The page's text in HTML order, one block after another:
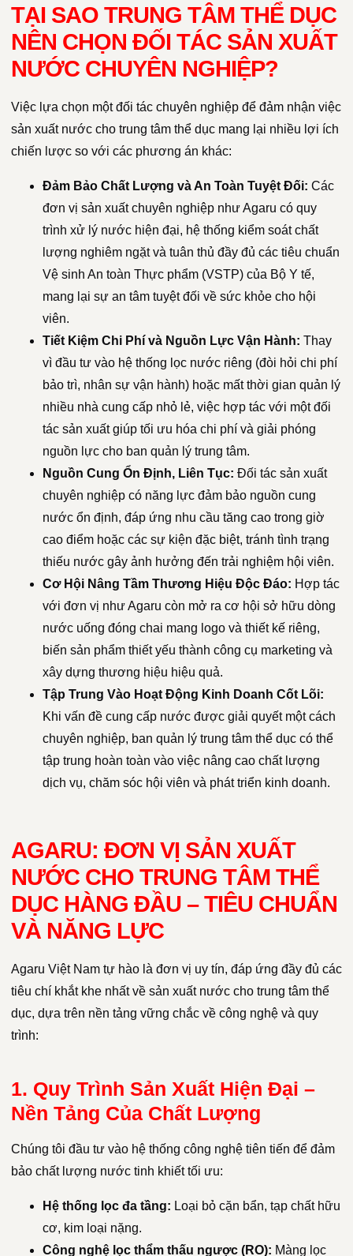
TẠI SAO TRUNG TÂM THỂ DỤC
NÊN CHỌN ĐỐI TÁC SẢN XUẤT
NƯỚC CHUYÊN NGHIỆP?
Việc lựa chọn một đối tác chuyên nghiệp để đảm nhận việc
sản xuất nước cho trung tâm thể dục mang lại nhiều lợi ích
chiến lược so với các phương án khác:
Đảm Bảo Chất Lượng và An Toàn Tuyệt Đối: Các
đơn vị sản xuất chuyên nghiệp như Agaru có quy
trình xử lý nước hiện đại, hệ thống kiểm soát chất
lượng nghiêm ngặt và tuân thủ đầy đủ các tiêu chuẩn
Vệ sinh An toàn Thực phẩm (VSTP) của Bộ Y tế,
mang lại sự an tâm tuyệt đối về sức khỏe cho hội
viên.
Tiết Kiệm Chi Phí và Nguồn Lực Vận Hành: Thay
vì đầu tư vào hệ thống lọc nước riêng (đòi hỏi chi phí
bảo trì, nhân sự vận hành) hoặc mất thời gian quản lý
nhiều nhà cung cấp nhỏ lẻ, việc hợp tác với một đối
tác sản xuất giúp tối ưu hóa chi phí và giải phóng
nguồn lực cho ban quản lý trung tâm.
Nguồn Cung Ổn Định, Liên Tục: Đối tác sản xuất
chuyên nghiệp có năng lực đảm bảo nguồn cung
nước ổn định, đáp ứng nhu cầu tăng cao trong giờ
cao điểm hoặc các sự kiện đặc biệt, tránh tình trạng
thiếu nước gây ảnh hưởng đến trải nghiệm hội viên.
Cơ Hội Nâng Tầm Thương Hiệu Độc Đáo: Hợp tác
với đơn vị như Agaru còn mở ra cơ hội sở hữu dòng
nước uống đóng chai mang logo và thiết kế riêng,
biến sản phẩm thiết yếu thành công cụ marketing và
xây dựng thương hiệu hiệu quả.
Tập Trung Vào Hoạt Động Kinh Doanh Cốt Lõi:
Khi vấn đề cung cấp nước được giải quyết một cách
chuyên nghiệp, ban quản lý trung tâm thể dục có thể
tập trung hoàn toàn vào việc nâng cao chất lượng
dịch vụ, chăm sóc hội viên và phát triển kinh doanh.
AGARU: ĐƠN VỊ SẢN XUẤT
NƯỚC CHO TRUNG TÂM THỂ
DỤC HÀNG ĐẦU – TIÊU CHUẨN
VÀ NĂNG LỰC
Agaru Việt Nam tự hào là đơn vị uy tín, đáp ứng đầy đủ các
tiêu chí khắt khe nhất về sản xuất nước cho trung tâm thể
dục, dựa trên nền tảng vững chắc về công nghệ và quy
trình:
1. Quy Trình Sản Xuất Hiện Đại –
Nền Tảng Của Chất Lượng
Chúng tôi đầu tư vào hệ thống công nghệ tiên tiến để đảm
bảo chất lượng nước tinh khiết tối ưu:
Hệ thống lọc đa tầng: Loại bỏ cặn bẩn, tạp chất hữu
cơ, kim loại nặng.
Công nghệ lọc thẩm thấu ngược (RO): Màng lọc